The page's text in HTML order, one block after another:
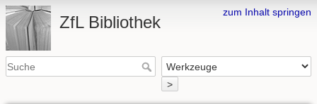
zum Inhalt springen
ZfL Bibliothek
>